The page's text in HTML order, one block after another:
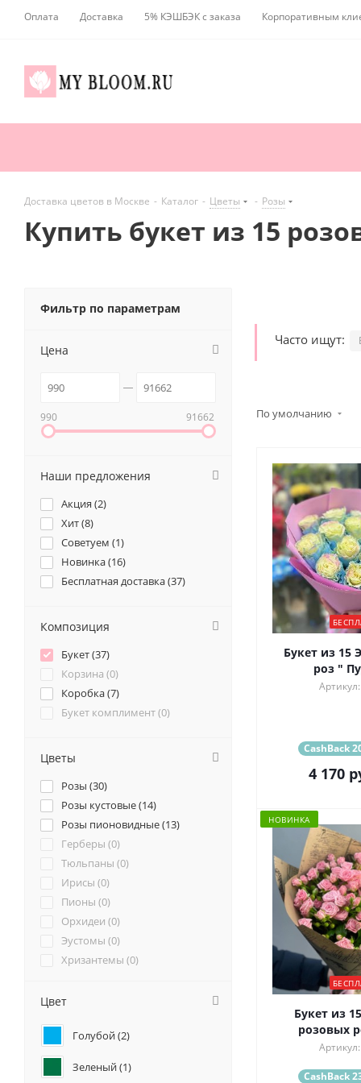
Оплата Доставка 5% КЭШБЭК с заказа Корпоративным
Доставка цветов в Москве - Каталог - Цветы - Розы
Купить букет из 15
Часто ищут:
По умолчанию
Букет из 15
роз "
CashBack
4 170
НОВИНКА
Букет из
розовых
CashBack
Фильтр по параметрам
Цена
990 91662
Наши предложения
Акция (2)
Хит (8)
Советуем (1)
Новинка (16)
Бесплатная доставка (37)
Композиция
Букет (37)
Корзина (0)
Коробка (7)
Букет комплимент (0)
Цветы
Розы (30)
Розы кустовые (14)
Розы пионовидные (13)
Герберы (0)
Тюльпаны (0)
Ирисы (0)
Пионы (0)
Орхидеи (0)
Эустомы (0)
Хризантемы (0)
Ранункулюсы (
Гортензии (0)
Лилии (
Подсолнухи (0
Цвет
Голубой (2)
Зеленый (1)